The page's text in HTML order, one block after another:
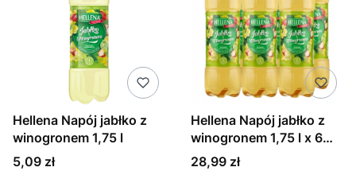
Hellena Napój jabłko z
winogronem 1,75 l
Cena
5,09 zł
Hellena Napój jabłko z
winogronem 1,75 l x 6
sztuk
Cena
28,99 zł